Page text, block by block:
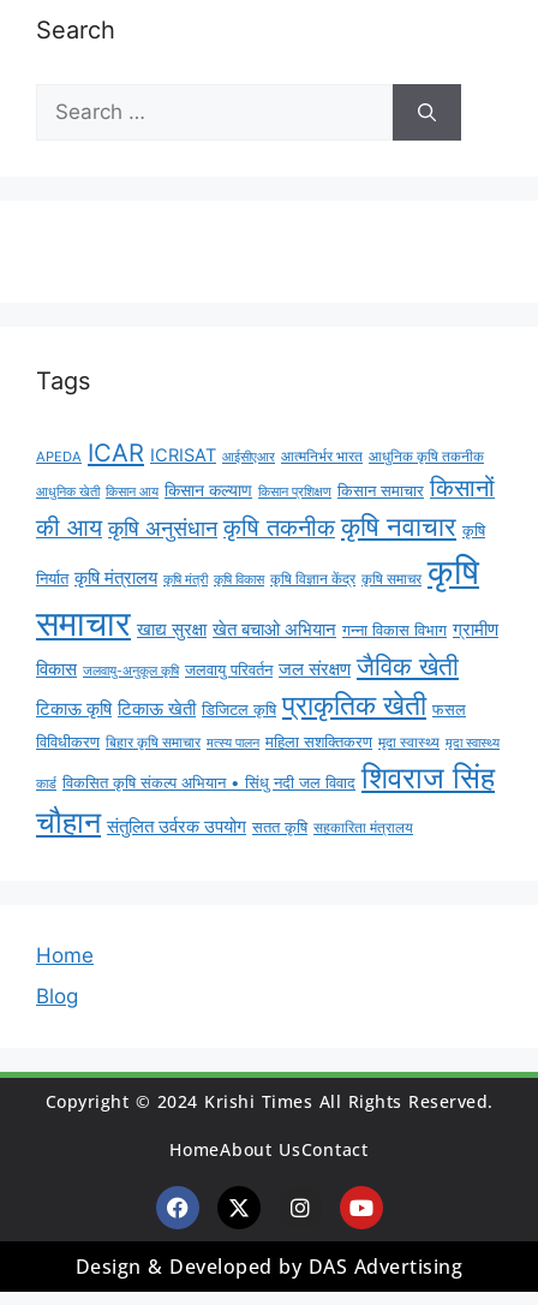
Search
Tags
APEDA ICAR ICRISAT आईसीएआर आत्मनिर्भर भारत आधुनिक कृषि तकनीक
आधुनिक खेती किसान आय किसान कल्याण किसान प्रशिक्षण किसान समाचार किसानों
की आय कृषि अनुसंधान कृषि तकनीक कृषि नवाचार कृषि
निर्यात कृषि मंत्रालय कृषि मंत्री कृषि विकास कृषि विज्ञान केंद्र कृषि समाचर कृषि
समाचार खाद्य सुरक्षा खेत बचाओ अभियान गन्ना विकास विभाग ग्रामीण
विकास जलवायु-अनुकूल कृषि जलवायु परिवर्तन जल संरक्षण जैविक खेती
टिकाऊ कृषि टिकाऊ खेती डिजिटल कृषि प्राकृतिक खेती फसल
विविधीकरण बिहार कृषि समाचार मत्स्य पालन महिला सशक्तिकरण मृदा स्वास्थ्य मृदा स्वास्थ्य
कार्ड विकसित कृषि संकल्प अभियान • सिंधु नदी जल विवाद शिवराज सिंह
चौहान संतुलित उर्वरक उपयोग सतत कृषि सहकारिता मंत्रालय
Home
Blog
Copyright © 2024 Krishi Times All Rights Reserved.
HomeAbout UsContact
Design & Developed by DAS Advertising